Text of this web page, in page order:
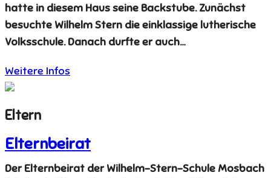
hatte in diesem Haus seine Backstube. Zunächst
besuchte Wilhelm Stern die einklassige lutherische
Volksschule. Danach durfte er auch…
Weitere Infos
Eltern
Elternbeirat
Der Elternbeirat der Wilhelm-Stern-Schule Mosbach